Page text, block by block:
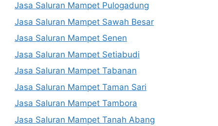
Jasa Saluran Mampet Pulogadung
Jasa Saluran Mampet Sawah Besar
Jasa Saluran Mampet Senen
Jasa Saluran Mampet Setiabudi
Jasa Saluran Mampet Tabanan
Jasa Saluran Mampet Taman Sari
Jasa Saluran Mampet Tambora
Jasa Saluran Mampet Tanah Abang